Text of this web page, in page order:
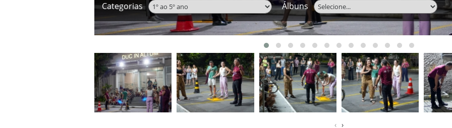
Categorias Álbuns
‹ ›